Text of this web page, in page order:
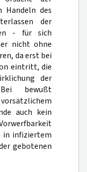
des
der
- für sich
nicht ohne
da erst bei
eintritt, die
der
Bei bewußt
auch kein
in infiziertem
gebotenen